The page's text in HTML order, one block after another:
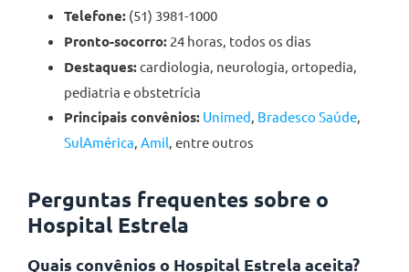
Telefone: (51) 3981-1000
Pronto-socorro: 24 horas, todos os dias
Destaques:cardiologia, neurologia, ortopedia,
pediatria e obstetrícia
Principais convênios: Unimed Bradesco Saúde
SulAmérica Amil , entre outros
Perguntas frequentes sobre o
Hospital Estrela
Quais convênios o Hospital Estrela aceita?